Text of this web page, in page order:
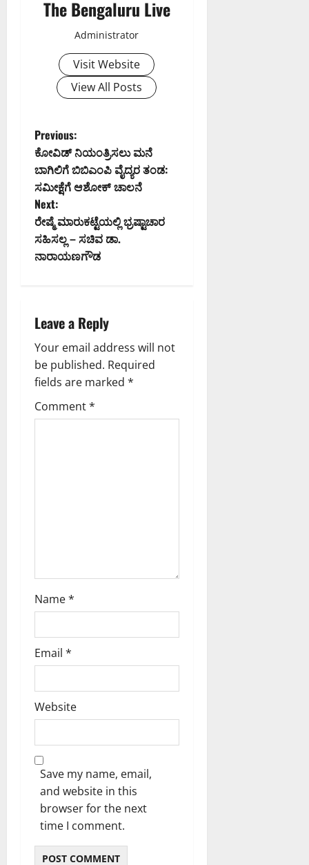
The Bengaluru Live
Administrator
Visit Website
View All Posts
P
o
s
t
n
v
i
g
a
t
Previous:
ಕೋವಿಡ್‌ ನಿಯಂತ್ರಿಸಲು ಮನೆ
ಬಾಗಿಲಿಗೆ ಬಿಬಿಎಂಪಿ ವೈದ್ಯರ ತಂಡ:
ಸಮೀಕ್ಷೆಗೆ ಆಶೋಕ್‌ ಚಾಲನೆ
Next:
ರೇಷ್ಮೆ ಮಾರುಕಟ್ಟೆಯಲ್ಲಿ ಭ್ರಷ್ಟಾಚಾರ
ಸಹಿಸಲ್ಲ – ಸಚಿವ ಡಾ.
ನಾರಾಯಣಗೌಡ‌
Leave a Reply
Your email address will not
be published. Required
fields are marked *
Comment*
Name*
Email *
Website
Save my name, email,
and website in this
browser for the next
time I comment.